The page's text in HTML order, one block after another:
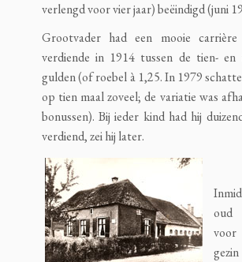
verlengd voor vier jaar) beëindigd (juni
Grootvader had een mooie
verdiende in 1914 tussen de tien- en
gulden (of roebel à 1,25. In 1979
op tien maal zoveel; de variatie was
bonussen). Bij ieder kind had hij
verdiend, zei hij later.
oud